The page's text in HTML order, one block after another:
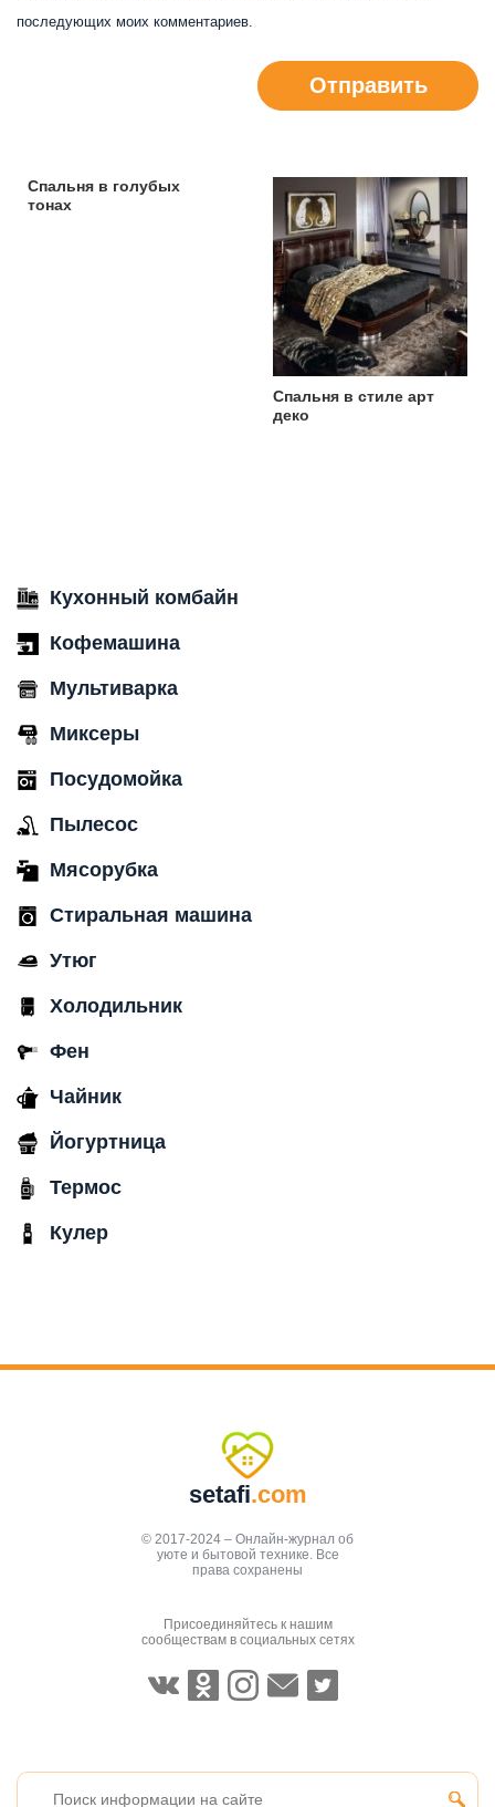
последующих моих комментариев.
Отправить
Спальня в голубых
тонах
Спальня в стиле арт
деко
Кухонный комбайн
Кофемашина
Мультиварка
Миксеры
Посудомойка
Пылесос
Мясорубка
Стиральная машина
Утюг
Холодильник
Фен
Чайник
Йогуртница
Термос
Кулер
setafi.com
© 2017-2024 – Онлайн-журнал об
уюте и бытовой технике. Все
права сохранены
Присоединяйтесь к нашим
сообществам в социальных сетях